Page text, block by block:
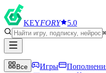
KEYFORY 5.0
Все Игры